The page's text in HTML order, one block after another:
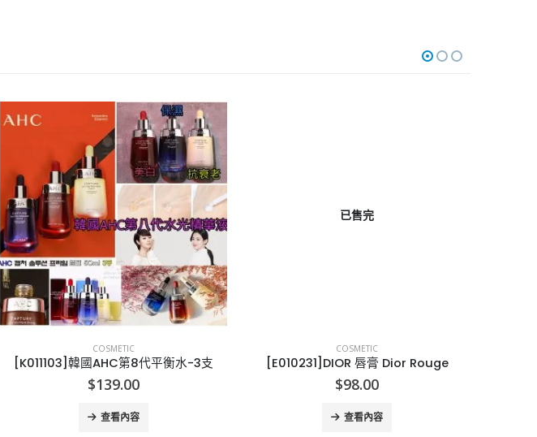
COSMETIC
[K011103]韓國AHC第8代平衡水-3支
$139.00
查看內容
已售完
COSMETIC
[E010231]DIOR 唇膏 Dior Rouge
$98.00
查看內容